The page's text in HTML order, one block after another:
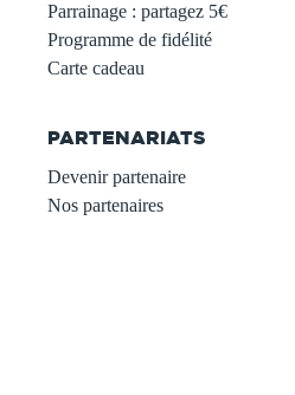
Parrainage : partagez 5€
Programme de fidélité
Carte cadeau
PARTENARIATS
Devenir partenaire
Nos partenaires